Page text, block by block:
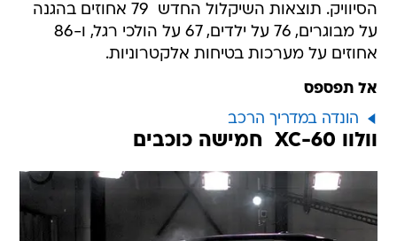
הסיוויק. תוצאות השיקלול החדש  79 אחוזים בהגנה
על מבוגרים, 76 על ילדים, 67 על הולכי רגל, ו-86
אחוזים על מערכות בטיחות אלקטרוניות.
אל תפספס
הונדה במדריך הרכב
וולוו XC-60  חמישה כוכבים